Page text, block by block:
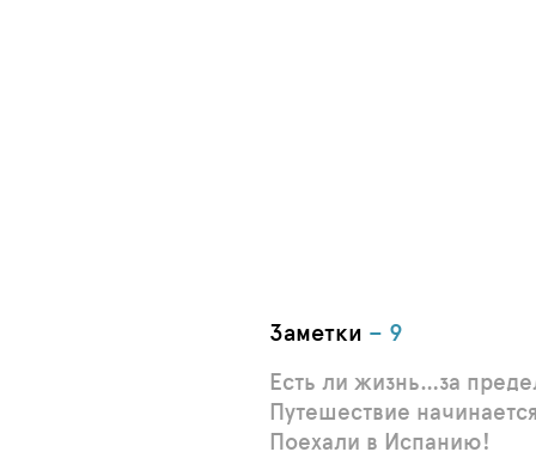
Заметки – 9
Есть ли жизнь…за
Путешествие
Поехали в Испанию!